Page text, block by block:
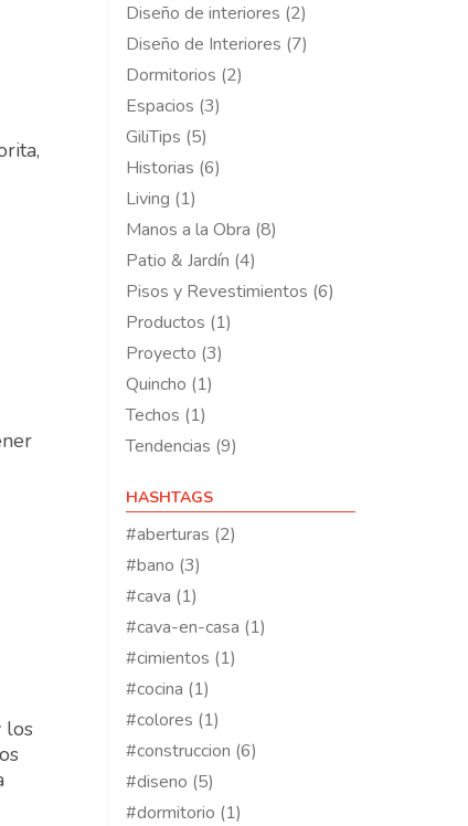
los
Diseño de interiores (2)
Diseño de Interiores (7)
Dormitorios (2)
Espacios (3)
GiliTips (5)
Historias (6)
Living (1)
Manos a la Obra (8)
Patio & Jardín (4)
Pisos y Revestimientos (6)
Productos (1)
Proyecto (3)
Quincho (1)
Techos (1)
Tendencias (9)
HASHTAGS
#aberturas (2)
#bano (3)
#cava (1)
#cava-en-casa (1)
#cimientos (1)
#cocina (1)
#colores (1)
#construccion (6)
#diseno (5)
#dormitorio (1)